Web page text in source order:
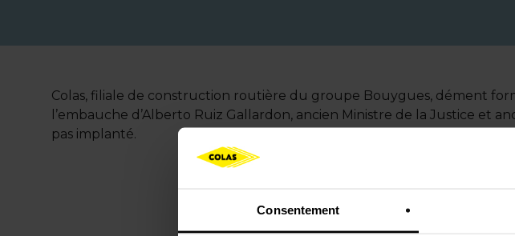
Consentement
Colas, filiale de construction routière du groupe Bouygues, dément
l’embauche d’Alberto Ruiz Gallardon, ancien Ministre de la Justice et
pas implanté.
Télécharger le